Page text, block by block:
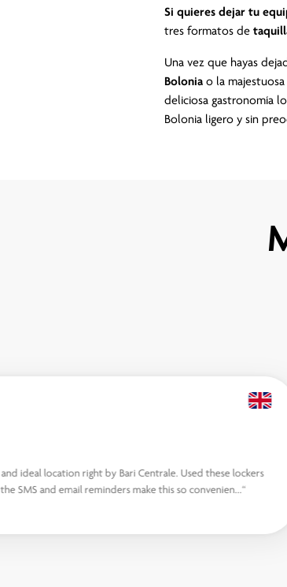
Si quieres dejar tu
tres formatos de
Una vez que hayas
Bolonia o la majestuosa
deliciosa gastronomía
Bolonia ligero y sin
ideal location right by Bari Centrale. Used these lockers
SMS and email reminders make this so convenien...“